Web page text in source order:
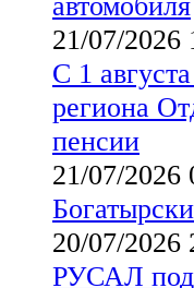
21/07/2026
С 1
региона
пенсии
21/07/2026
20/07/2026
РУСАЛ